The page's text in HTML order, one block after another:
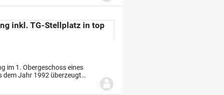
inkl. TG-Stellplatz in top
im 1. Obergeschoss eines
dem Jahr 1992 überzeugt
solide Bauweise und eine